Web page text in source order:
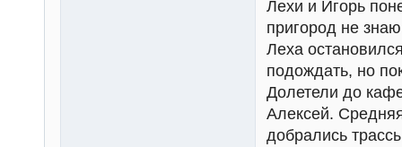
Лехи и Игорь
пригород не
Леха
подождать, но
Долетели до
Алексей.
добрались